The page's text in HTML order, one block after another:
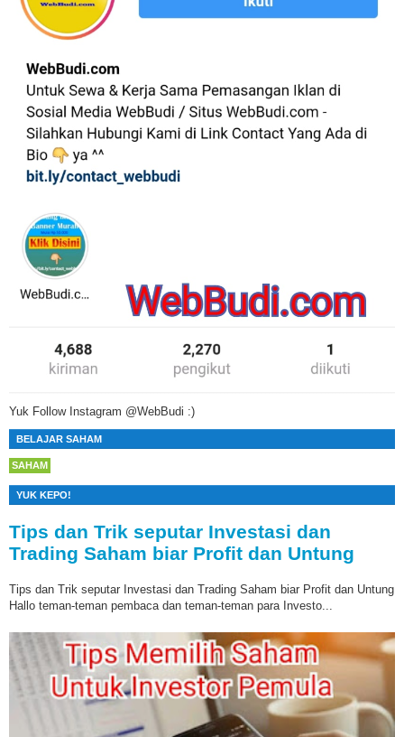
Yuk Follow Instagram @WebBudi :)
BELAJAR SAHAM
SAHAM
YUK KEPO!
Tips dan Trik seputar Investasi dan
Trading Saham biar Profit dan Untung
Tips dan Trik seputar Investasi dan Trading Saham biar Profit dan Untung
Hallo teman-teman pembaca dan teman-teman para Investo...